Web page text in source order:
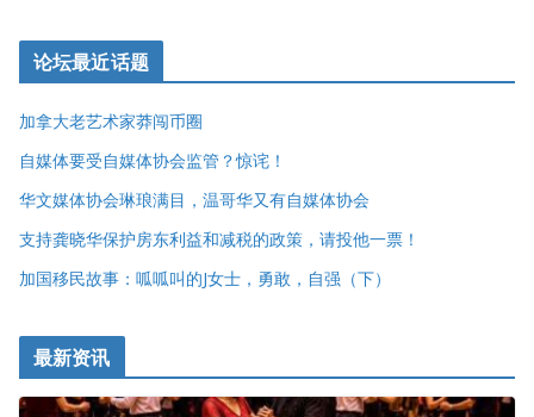
论坛最近话题
加拿大老艺术家莽闯币圈
自媒体要受自媒体协会监管？惊诧！
华文媒体协会琳琅满目，温哥华又有自媒体协会
支持龚晓华保护房东利益和减税的政策，请投他一票！
加国移民故事：呱呱叫的J女士，勇敢，自强（下）
最新资讯